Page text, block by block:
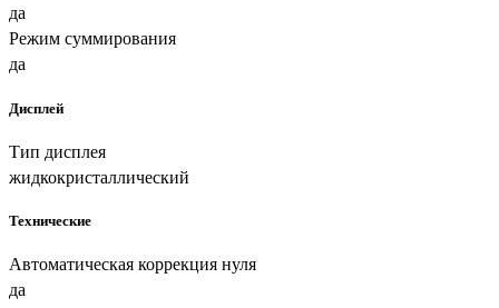
да
Режим суммирования
да
Дисплей
Тип дисплея
жидкокристаллический
Технические
Автоматическая коррекция нуля
да